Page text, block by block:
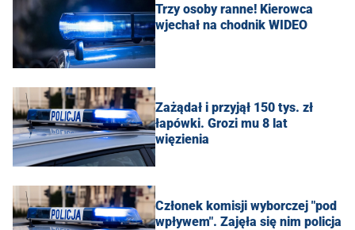
Trzy osoby ranne! Kierowca
wjechał na chodnik WIDEO
Zażądał i przyjął 150 tys. zł
łapówki. Grozi mu 8 lat
więzienia
Członek komisji wyborczej "pod
wpływem". Zajęła się nim policja